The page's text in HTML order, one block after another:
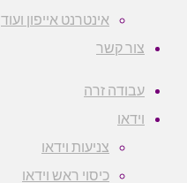
אינטרנט אייפון ועוד
צור קשר
עבודה זרה
וידאו
צניעות וידאו
כיסוי ראש וידאו